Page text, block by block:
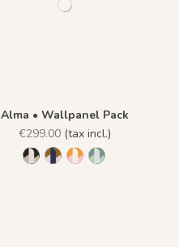
Alma • Wallpanel Pack
€299.00 (tax incl.)
1146 - Noir Ivoire
1147 - Ocre Bleu
1148 - Rose Orangé
1149 - Vert Grisé